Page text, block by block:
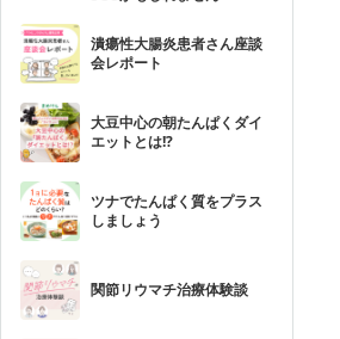
潰瘍性大腸炎患者さん座談
会レポート
大豆中心の朝たんぱくダイ
エットとは!?
ツナでたんぱく質をプラス
しましょう
関節リウマチ治療体験談